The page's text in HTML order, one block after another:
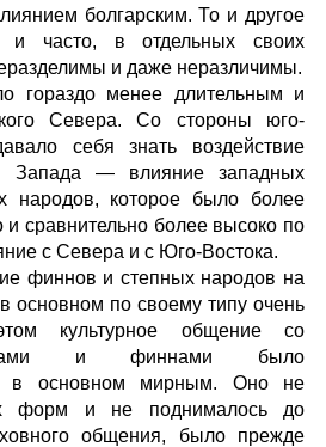
болгарским. То и другое
часто, в отдельных своих
и даже неразличимы.
гораздо менее длительным и
Севера. Со стороны юго-
себя знать воздействие
Запада — влияние западных
народов, которое было более
и сравнительно более высоко по
с Севера и с Юго-Востока.
финнов и степных народов на
основном по своему типу очень
культурное общение со
и финнами было
в основном мирным. Оно не
форм и не поднималось до
общения, было прежде